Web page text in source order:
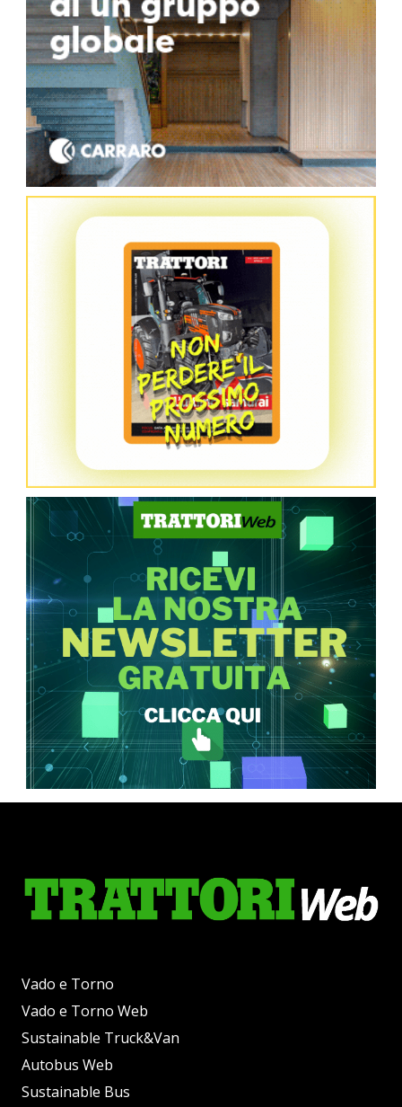
Vado e Torno
Vado e Torno Web
Sustainable Truck&Van
Autobus Web
Sustainable Bus